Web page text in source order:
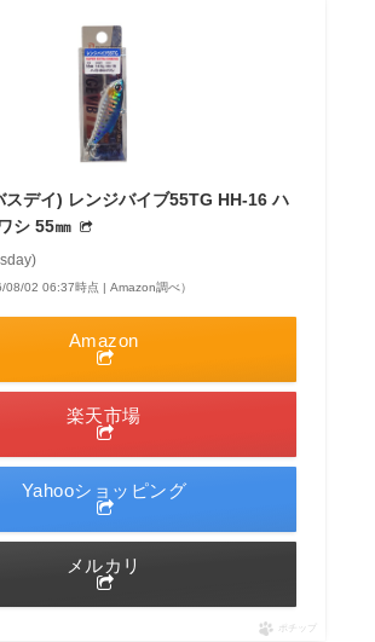
デイ) レンジバイブ55TG HH-16 ハ
シ 55㎜
08/02 06:37時点 | Amazon調べ）
Amazon
楽天市場
Yahooショッピング
メルカリ
ポチップ